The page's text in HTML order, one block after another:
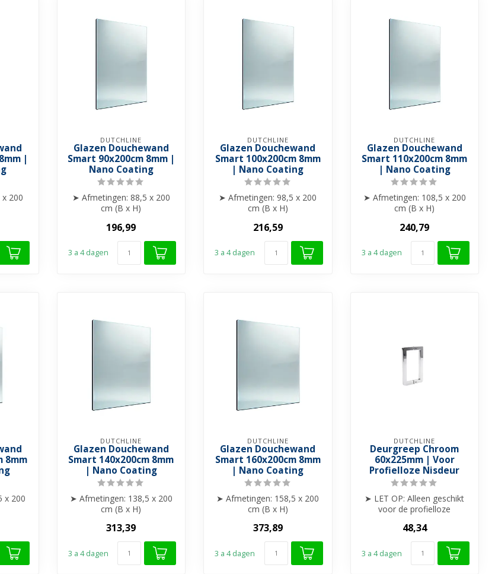
|
200
DUTCHLINE
Glazen Douchewand
Smart 90x200cm 8mm |
Nano Coating
➤ Afmetingen: 88,5 x 200
cm (B x H)
glas
➤ Helder gla...
196,99
3 a 4 dagen
DUTCHLINE
Glazen Douchewand
Smart 100x200cm 8mm
| Nano Coating
➤ Afmetingen: 98,5 x 200
cm (B x H)
glas
➤ Helder gla...
216,59
3 a 4 dagen
DUTCHLINE
Glazen Douchewand
Smart 110x200cm 8mm
| Nano Coating
➤ Afmetingen: 108,5 x 200
cm (B x H)
glas
➤ Helder gl...
240,79
3 a 4 dagen
8mm
x 200
DUTCHLINE
Glazen Douchewand
Smart 140x200cm 8mm
| Nano Coating
➤ Afmetingen: 138,5 x 200
cm (B x H)
glas
➤ Helder gl...
313,39
3 a 4 dagen
DUTCHLINE
Glazen Douchewand
Smart 160x200cm 8mm
| Nano Coating
➤ Afmetingen: 158,5 x 200
cm (B x H)
glas
➤ Helder gl...
373,89
3 a 4 dagen
DUTCHLINE
Deurgreep Chroom
60x225mm | Voor
Profielloze Nisdeur
➤ LET OP: Alleen geschikt
voor de profielloze
➤ Loss...
48,34
3 a 4 dagen